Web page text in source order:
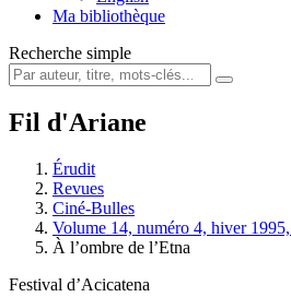
Ma bibliothèque
Recherche simple
Fil d'Ariane
Érudit
Revues
Ciné-Bulles
Volume 14, numéro 4, hiver
À l’ombre de l’Etna
Festival d’Acicatena